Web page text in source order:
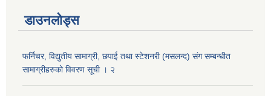
डाउनलोड्स
फर्निचर, विद्युतीय सामाग्री, छपाई तथा स्टेशनरी (मसलन्द) संग सम्बन्धीत
सामाग्रीहरुको विवरण सूची । २